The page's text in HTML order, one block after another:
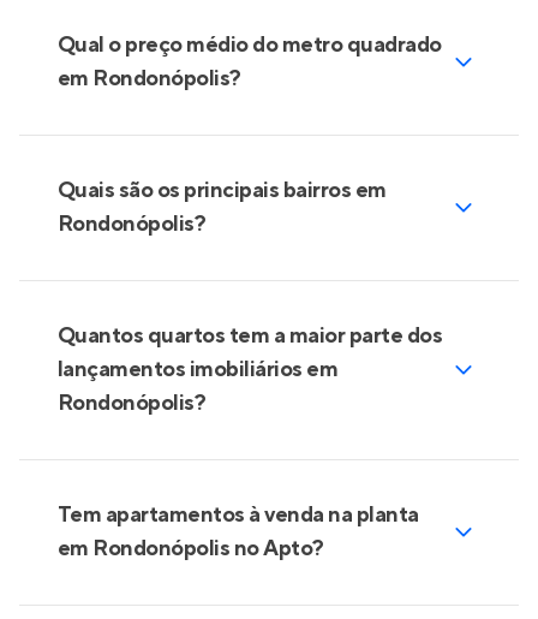
Qual o preço médio do metro quadrado
em Rondonópolis?
Quais são os principais bairros em
Rondonópolis?
Quantos quartos tem a maior parte dos
lançamentos imobiliários em
Rondonópolis?
Tem apartamentos à venda na planta
em Rondonópolis no Apto?